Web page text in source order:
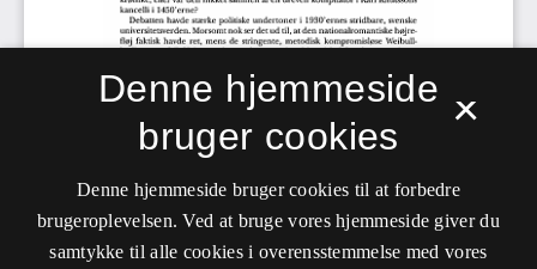
×
Denne hjemmeside
bruger cookies
Denne hjemmeside bruger cookies til at forbedre
brugeroplevelsen. Ved at bruge vores hjemmeside giver du
samtykke til alle cookies i overensstemmelse med vores